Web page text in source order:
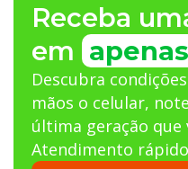
Receba
em
Descubra
mãos o celular,
última geração que
Atendimento